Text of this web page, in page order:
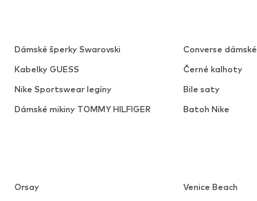
Dámské šperky Swarovski
Converse dámské
Kabelky GUESS
Černé kalhoty
Nike Sportswear legíny
Bile saty
Dámské mikiny TOMMY HILFIGER
Batoh Nike
Orsay
Venice Beach